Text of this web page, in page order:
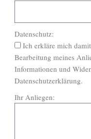
Datenschutz:
Ich erkläre mich
Bearbeitung meines
Informationen und
Datenschutzerklärung.
Ihr Anliegen: